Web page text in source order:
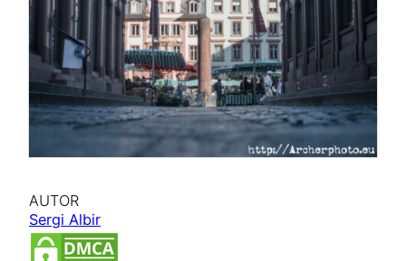
AUTOR
Sergi Albir